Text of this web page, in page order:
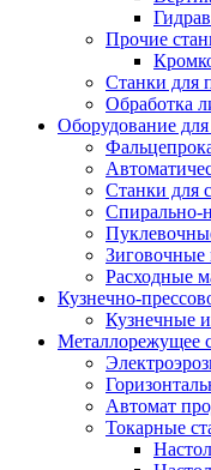
Прочие
Станки для
Обработка
Оборудование
Станки для
Спирально-
Расходные
Кузнечно-
Кузнечные
Металлорежущее
Автомат
Токарные